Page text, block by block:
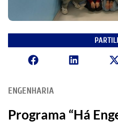
ENGENHARIA
Programa “Há